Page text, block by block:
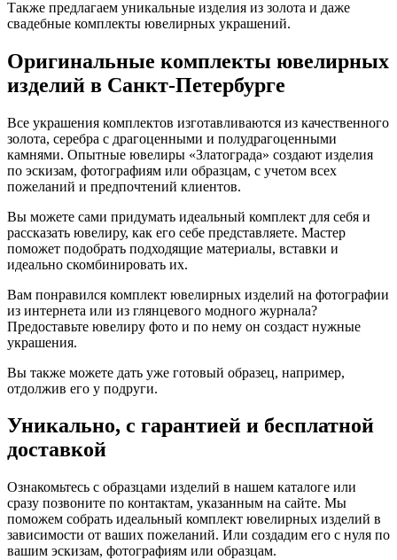
Также предлагаем уникальные изделия из золота и даже
свадебные комплекты ювелирных украшений.
Оригинальные комплекты ювелирных
изделий в Санкт-Петербурге
Все украшения комплектов изготавливаются из качественного
золота, серебра с драгоценными и полудрагоценными
камнями. Опытные ювелиры «Златограда» создают изделия
по эскизам, фотографиям или образцам, с учетом всех
пожеланий и предпочтений клиентов.
Вы можете сами придумать идеальный комплект для себя и
рассказать ювелиру, как его себе представляете. Мастер
поможет подобрать подходящие материалы, вставки и
идеально скомбинировать их.
Вам понравился комплект ювелирных изделий на фотографии
из интернета или из глянцевого модного журнала?
Предоставьте ювелиру фото и по нему он создаст нужные
украшения.
Вы также можете дать уже готовый образец, например,
отдолжив его у подруги.
Уникально, с гарантией и бесплатной
доставкой
Ознакомьтесь с образцами изделий в нашем каталоге или
сразу позвоните по контактам, указанным на сайте. Мы
поможем собрать идеальный комплект ювелирных изделий в
зависимости от ваших пожеланий. Или создадим его с нуля по
вашим эскизам, фотографиям или образцам.